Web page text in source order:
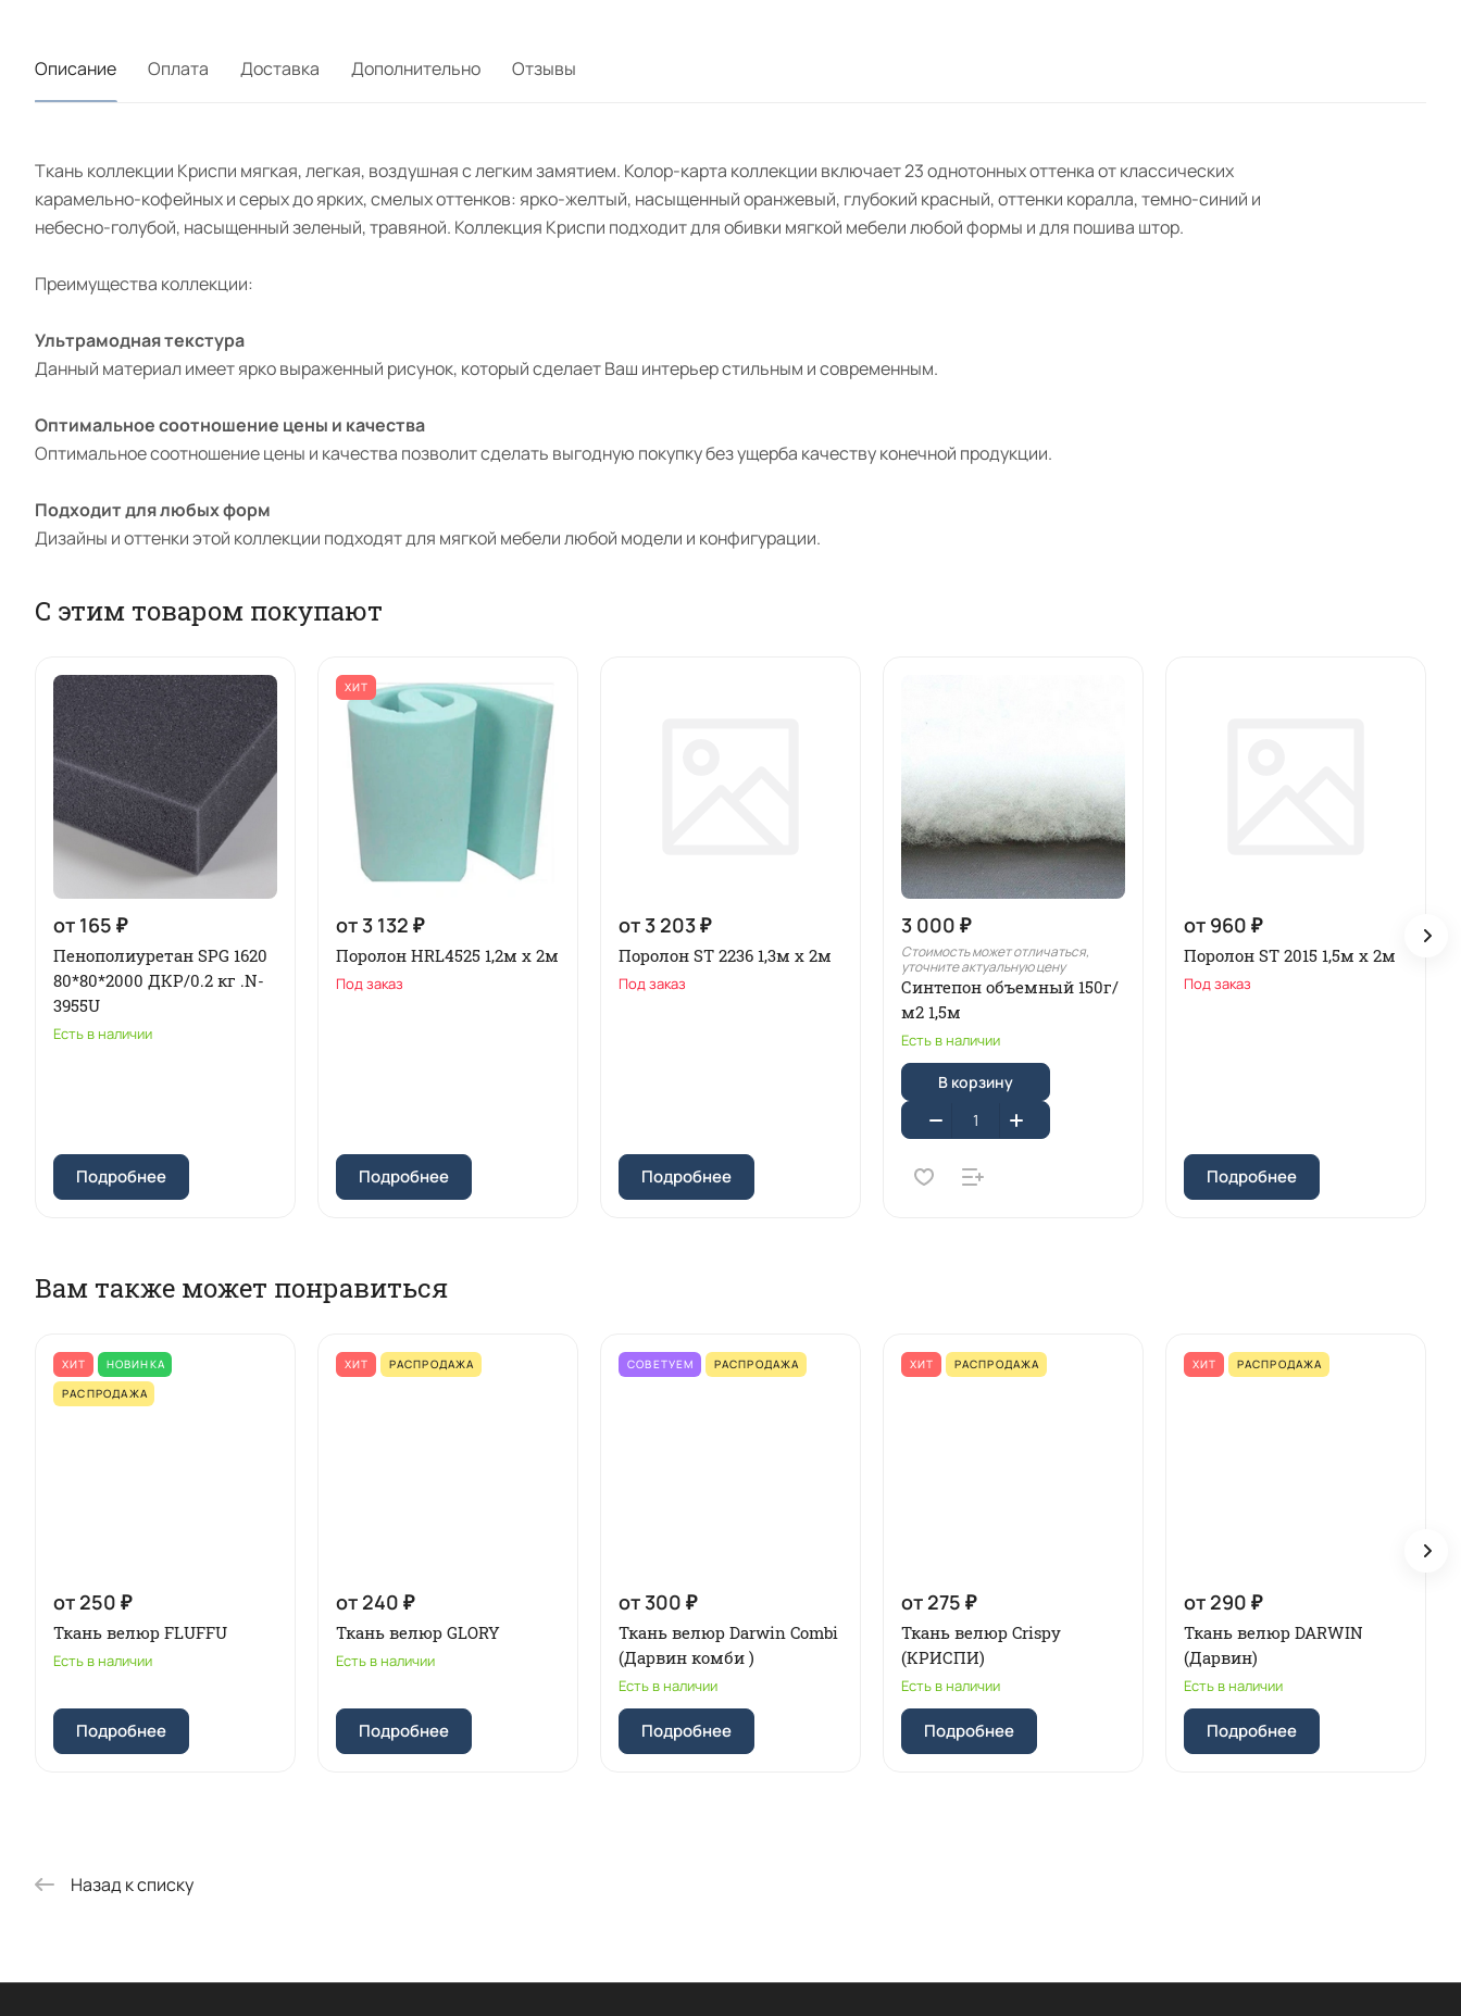
Описание Оплата Доставка Дополнительно Отзывы
Ткань коллекции Криспи мягкая, легкая, воздушная с легким замятием. Колор-карта коллекции включает 23 однотонных оттенка от классических
карамельно-кофейных и серых до ярких, смелых оттенков: ярко-желтый, насыщенный оранжевый, глубокий красный, оттенки коралла, темно-синий и
небесно-голубой, насыщенный зеленый, травяной. Коллекция Криспи подходит для обивки мягкой мебели любой формы и для пошива штор.
Преимущества коллекции:
Ультрамодная текстура
Данный материал имеет ярко выраженный рисунок, который сделает Ваш интерьер стильным и современным.
Оптимальное соотношение цены и качества
Оптимальное соотношение цены и качества позволит сделать выгодную покупку без ущерба качеству конечной продукции.
Подходит для любых форм
Дизайны и оттенки этой коллекции подходят для мягкой мебели любой модели и конфигурации.
С этим товаром покупают
от 165 ₽
Пенополиуретан SPG 1620
80*80*2000 ДКР/0.2 кг .N-
3955U
Есть в наличии
Подробнее
ХИТ
от 3 132 ₽
Поролон HRL4525 1,2м x 2м
Под заказ
Подробнее
от 3 203 ₽
Поролон ST 2236 1,3м х 2м
Под заказ
Подробнее
3 000 ₽
Стоимость может отличаться,
уточните актуальную цену
Синтепон объемный 150г/
м2 1,5м
Есть в наличии
В корзину
от 960 ₽
Поролон ST 2015 1,5м х 2м
Под заказ
Подробнее
Вам также может понравиться
ХИТ
НОВИНКА
РАСПРОДАЖА
от 250 ₽
Ткань велюр FLUFFU
Есть в наличии
Подробнее
ХИТ РАСПРОДАЖА
от 240 ₽
Ткань велюр GLORY
Есть в наличии
Подробнее
СОВЕТУЕМ РАСПРОДАЖА
от 300 ₽
Ткань велюр Darwin Combi
(Дарвин комби )
Есть в наличии
Подробнее
ХИТ РАСПРОДАЖА
от 275 ₽
Ткань велюр Crispy
(КРИСПИ)
Есть в наличии
Подробнее
ХИТ РАСПРОДАЖА
от 290 ₽
Ткань велюр DARWIN
(Дарвин)
Есть в наличии
Подробнее
Назад к списку